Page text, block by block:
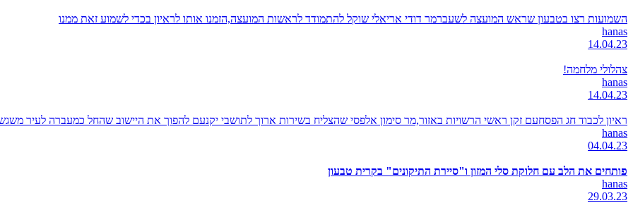
השמועות רצו בטבעון שראש המועצה לשעברמר דודי אריאלי שוקל להתמודד לראשות המועצה,הזמנו אותו לראיון בכדי לשמוע זאת ממנו
hanas
14.04.23
צהלולי מלחמה!
hanas
14.04.23
ראיון לכבוד חג הפסחעם זקן ראשי הרשויות באזור,מר סימון אלפסי שהצליח בשירות ארוך לתושבי יקנעם להפוך את היישוב שהחל כמעברה לעיר
hanas
04.04.23
פותחים את הלב עם חלוקת סלי המזון ו"סיירת התיקונים" בקרית טבעון
hanas
29.03.23